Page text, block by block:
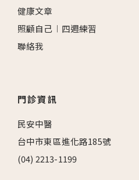
健康文章
照顧自己︱四週練習
聯絡我
門診資訊
民安中醫
台中市東區進化路185號
(04) 2213-1199